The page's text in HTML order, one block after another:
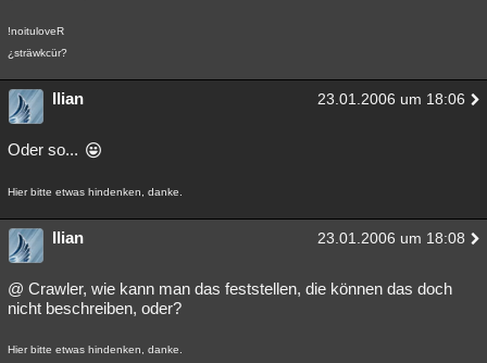
!noituloveR
¿sträwkcür?
Ilian 23.01.2006 um 18:06
Oder so...
Hier bitte etwas hindenken, danke.
Ilian 23.01.2006 um 18:08
@ Crawler, wie kann man das feststellen, die können das doch
nicht beschreiben, oder?
Hier bitte etwas hindenken, danke.